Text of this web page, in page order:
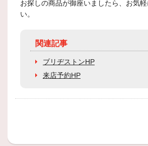
お探しの商品が御座いましたら、お気
い。
関連記事
ブリヂストンHP
来店予約HP